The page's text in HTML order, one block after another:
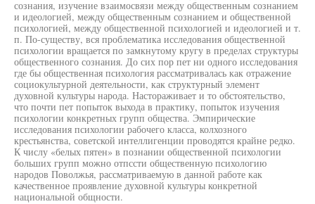
сознания, изучение взаимосвязи между общественным сознанием
и идеологией, между общественным сознанием и общественной
психологией, между общественной психологией и идеологией и т.
п. По-существу, вся проблематика исследования общественной
психологии вращается по замкнутому кругу в пределах структуры
общественного сознания. До сих пор пет ни одного исследования
где бы общественная психология рассматривалась как отражение
социокультурной деятельности, как структурный элемент
духовной культуры народа. Настораживает и то обстоятельство,
что почти пет попыток выхода в практику, попыток изучения
психологии конкретных групп общества. Эмпирические
исследования психологии рабочего класса, колхозного
крестьянства, советской интеллигенции проводятся крайне редко.
К числу «белых пятен» в познании общественной психологии
больших групп можно отпссти общественную психологию
народов Поволжья, рассматриваемую в данной работе как
качественное проявление духовной культуры конкретной
национальной общности.